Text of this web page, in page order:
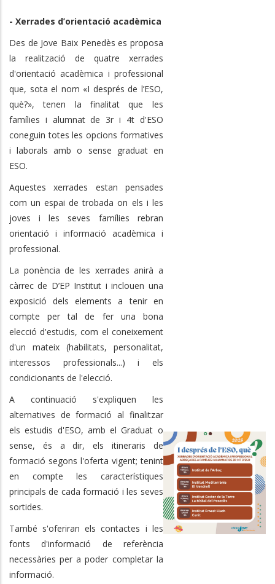
- Xerrades d’orientació acadèmica
Des de Jove Baix Penedès es proposa
la realització de quatre xerrades
d'orientació acadèmica i professional
que, sota el nom «I després de l’ESO,
què?», tenen la finalitat que les
famílies i alumnat de 3r i 4t d'ESO
coneguin totes les opcions formatives
i laborals amb o sense graduat en
ESO.
Aquestes xerrades estan pensades
com un espai de trobada on els i les
joves i les seves famílies rebran
orientació i informació acadèmica i
professional.
La ponència de les xerrades anirà a
càrrec de D’EP Institut i inclouen una
exposició dels elements a tenir en
compte per tal de fer una bona
elecció d'estudis, com el coneixement
d'un mateix (habilitats, personalitat,
interessos professionals...) i els
condicionants de l'elecció.
A continuació s'expliquen les
alternatives de formació al finalitzar
els estudis d'ESO, amb el Graduat o
sense, és a dir, els itineraris de
formació segons l'oferta vigent; tenint
en compte les característiques
principals de cada formació i les seves
sortides.
També s'oferiran els contactes i les
fonts d'informació de referència
necessàries per a poder completar la
informació.